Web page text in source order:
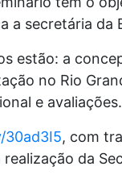
a secretária da
estão: a
no Rio
e avaliações.
30ad3I5, com
da